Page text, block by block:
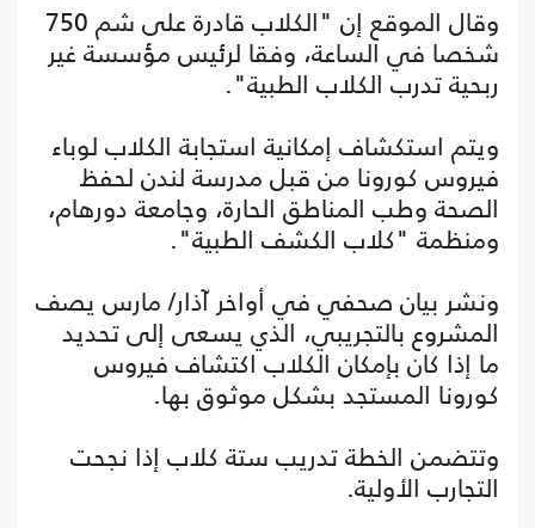
وقال الموقع إن "الكلاب قادرة على شم 750
شخصا في الساعة، وفقا لرئيس مؤسسة غير
ربحية تدرب الكلاب الطبية".
ويتم استكشاف إمكانية استجابة الكلاب لوباء
فيروس كورونا من قبل مدرسة لندن لحفظ
الصحة وطب المناطق الحارة، وجامعة دورهام،
ومنظمة "كلاب الكشف الطبية".
ونشر بيان صحفي في أواخر آذار/ مارس يصف
المشروع بالتجريبي، الذي يسعى إلى تحديد
ما إذا كان بإمكان الكلاب اكتشاف فيروس
كورونا المستجد بشكل موثوق بها.
وتتضمن الخطة تدريب ستة كلاب إذا نجحت
التجارب الأولية.